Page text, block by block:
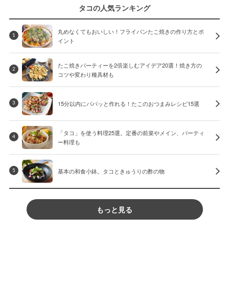
タコの人気ランキング
1
丸めなくてもおいしい！フライパンたこ焼きの作り方とポ
イント
2
たこ焼きパーティーを2倍楽しむアイデア20選！焼き方の
コツや変わり種具材も
3 15分以内にパパッと作れる！たこのおつまみレシピ15選
4
「タコ」を使う料理25選。定番の前菜やメイン、パーティ
ー料理も
5 基本の和食小鉢。タコときゅうりの酢の物
もっと見る